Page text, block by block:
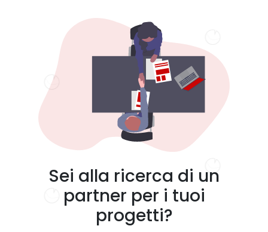
Sei alla ricerca di un
partner per i tuoi
progetti?